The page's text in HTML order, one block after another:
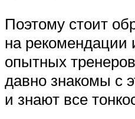
Поэтому стоит
на рекомендации
опытных
давно знакомы с
и знают все